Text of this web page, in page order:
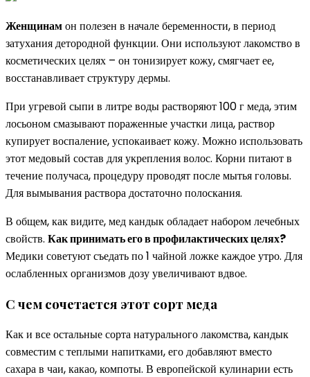
Женщинамон полезен в начале беременности, в период
затухания детородной функции. Они используют лакомство в
косметических целях – он тонизирует кожу, смягчает ее,
восстанавливает структуру дермы.
При угревой сыпи в литре воды растворяют 100 г меда, этим
лосьоном смазывают пораженные участки лица, раствор
купирует воспаление, успокаивает кожу. Можно использовать
этот медовый состав для укрепления волос. Корни питают в
течение получаса, процедуру проводят после мытья головы.
Для вымывания раствора достаточно полоскания.
В общем, как видите, мед кандык обладает набором лечебных
свойств. Как принимать его в профилактических целях?
Медики советуют съедать по 1 чайной ложке каждое утро. Для
ослабленных организмов дозу увеличивают вдвое.
C чем сочетается этот сорт меда
Как и все остальные сорта натурального лакомства, кандык
совместим с теплыми напитками, его добавляют вместо
сахара в чаи, какао, компоты. В европейской кулинарии есть